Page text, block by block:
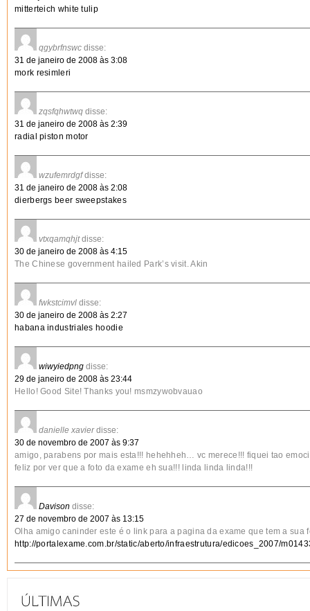
mitterteich white tulip
qgybrfnswc disse:
31 de janeiro de 2008 às 3:08
mork resimleri
zqsfqhwtwq disse:
31 de janeiro de 2008 às 2:39
radial piston motor
wzufemrdgf disse:
31 de janeiro de 2008 às 2:08
dierbergs beer sweepstakes
vtxqamqhjt disse:
30 de janeiro de 2008 às 4:15
The Chinese government hailed Park’s visit. Akin
fwkstcimvl disse:
30 de janeiro de 2008 às 2:27
habana industriales hoodie
wiwyiedpng disse:
29 de janeiro de 2008 às 23:44
Hello! Good Site! Thanks you! msmzywobvauao
danielle xavier disse:
30 de novembro de 2007 às 9:37
amigo, parabens por mais esta!!! hehehheh… vc merece!!! fiquei tao
feliz por ver que a foto da exame eh sua!!! linda linda linda!!!
Davison disse:
27 de novembro de 2007 às 13:15
Olha amigo caninder este é o link para a pagina da exame que tem a sua
http://portalexame.com.br/static/aberto/infraestrutura/edicoes_2007/